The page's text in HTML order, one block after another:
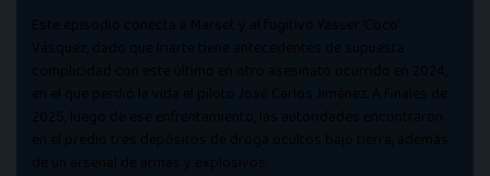
Este episodio conecta a Marset y al fugitivo Yasser ‘Coco’
Vásquez, dado que Iriarte tiene antecedentes de supuesta
complicidad con este último en otro asesinato ocurrido en 2024,
en el que perdió la vida el piloto José Carlos Jiménez. A finales de
2025, luego de ese enfrentamiento, las autoridades encontraron
en el predio tres depósitos de droga ocultos bajo tierra, además
de un arsenal de armas y explosivos.